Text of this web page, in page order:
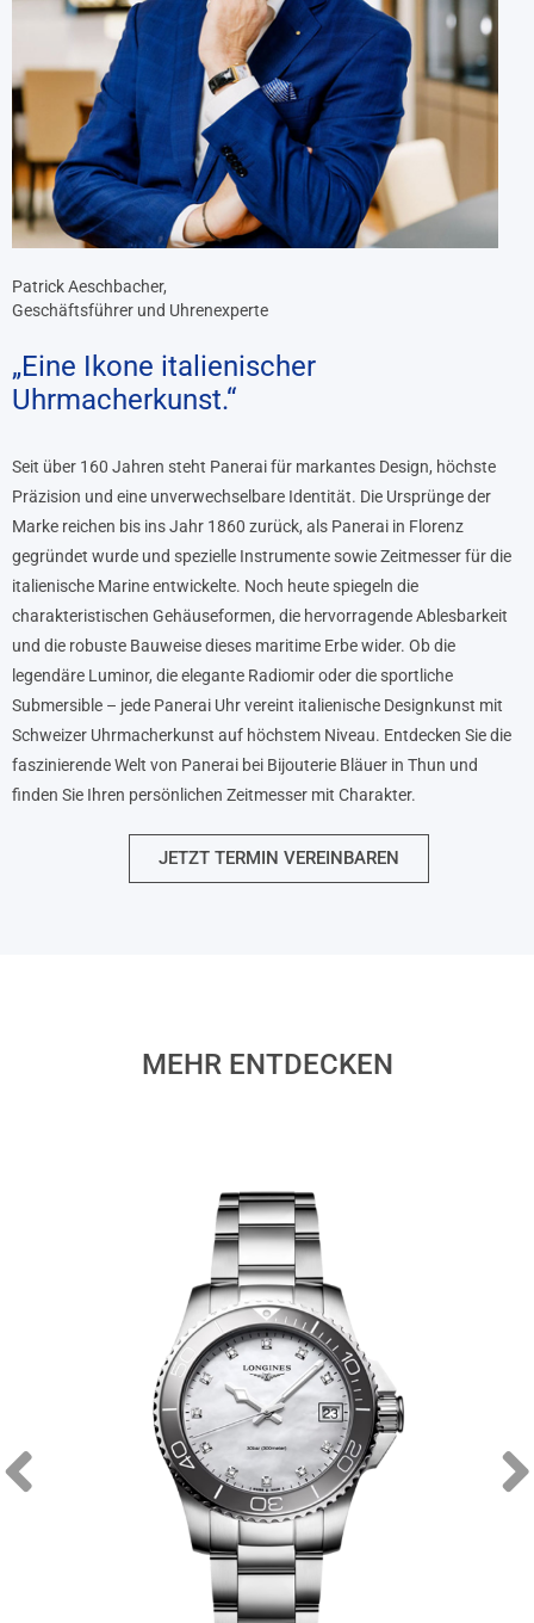
Patrick Aeschbacher,
Geschäftsführer und Uhrenexperte
„Eine Ikone italienischer
Uhrmacherkunst.“
Seit über 160 Jahren steht Panerai für markantes Design, höchste
Präzision und eine unverwechselbare Identität. Die Ursprünge der
Marke reichen bis ins Jahr 1860 zurück, als Panerai in Florenz
gegründet wurde und spezielle Instrumente sowie Zeitmesser für die
italienische Marine entwickelte. Noch heute spiegeln die
charakteristischen Gehäuseformen, die hervorragende Ablesbarkeit
und die robuste Bauweise dieses maritime Erbe wider. Ob die
legendäre Luminor, die elegante Radiomir oder die sportliche
Submersible – jede Panerai Uhr vereint italienische Designkunst mit
Schweizer Uhrmacherkunst auf höchstem Niveau. Entdecken Sie die
faszinierende Welt von Panerai bei Bijouterie Bläuer in Thun und
finden Sie Ihren persönlichen Zeitmesser mit Charakter.
JETZT TERMIN VEREINBAREN
MEHR ENTDECKEN